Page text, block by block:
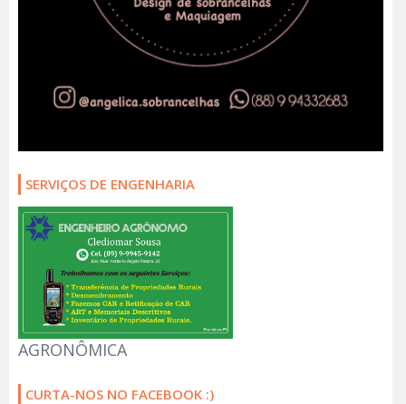
SERVIÇOS DE ENGENHARIA
AGRONÔMICA
CURTA-NOS NO FACEBOOK :)